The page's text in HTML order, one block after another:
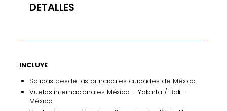
DETALLES
INCLUYE
Salidas desde las principales ciudades de México.
Vuelos internacionales México – Yakarta / Bali –
México.